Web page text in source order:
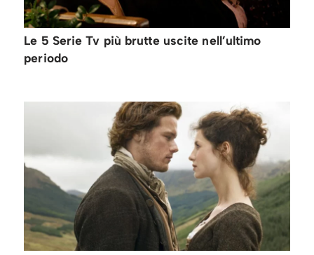
Le 5 Serie Tv più brutte uscite nell’ultimo
periodo